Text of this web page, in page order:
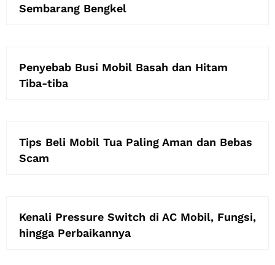
Sembarang Bengkel
Penyebab Busi Mobil Basah dan Hitam
Tiba-tiba
Tips Beli Mobil Tua Paling Aman dan Bebas
Scam
Kenali Pressure Switch di AC Mobil, Fungsi,
hingga Perbaikannya